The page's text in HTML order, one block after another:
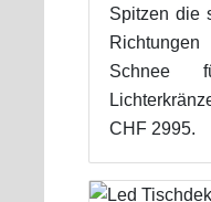
Spitzen die
Richtungen
Schnee
CHF 2995.